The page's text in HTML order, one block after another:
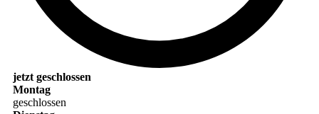
jetzt geschlossen
Montag
geschlossen